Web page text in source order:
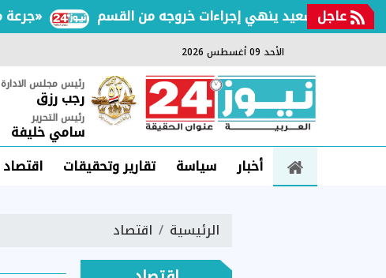
عاجل جرعة من الأكشن والكوميديا.. أمير كرارة يستعد لـ«شغل كايرو»
الأحد 09 أغسطس 2026
رئيس مجلس الادارة
رجب رزق
رئيس التحرير
سامي خليفة
أخبار
سياسة تقارير وتحقيقات اقتصاد
الرئيسية اقتصاد